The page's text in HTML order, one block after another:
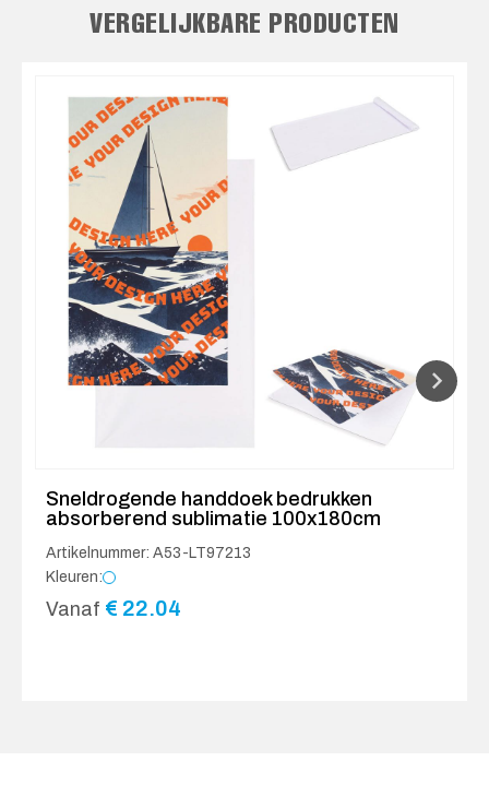
VERGELIJKBARE PRODUCTEN
Sneldrogende handdoek bedrukken
absorberend sublimatie 100x180cm
Artikelnummer: A53-LT97213
Kleuren:
Vanaf € 22.04